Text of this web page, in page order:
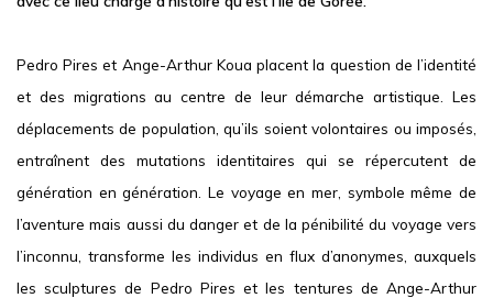
Pedro Pires et Ange-Arthur Koua placent la question de l’identité
et des migrations au centre de leur démarche artistique. Les
déplacements de population, qu’ils soient volontaires ou imposés,
entraînent des mutations identitaires qui se répercutent de
génération en génération. Le voyage en mer, symbole même de
l’aventure mais aussi du danger et de la pénibilité du voyage vers
l’inconnu, transforme les individus en flux d’anonymes, auxquels
les sculptures de Pedro Pires et les tentures de Ange-Arthur